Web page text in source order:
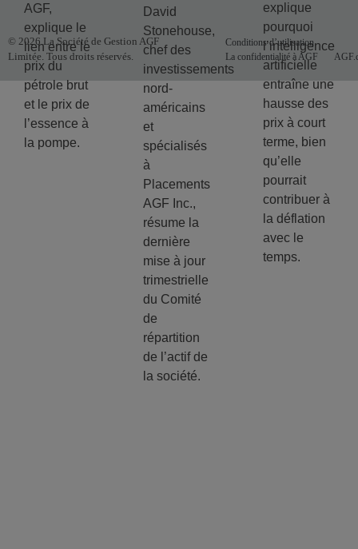
AGF,
explique le
lien entre le
prix du
pétrole brut
et le prix de
l’essence à
la pompe.
David
Stonehouse,
chef des
investissements
nord-
américains
et
spécialisés
à
Placements
AGF Inc.,
résume la
dernière
mise à jour
trimestrielle
du Comité
de
répartition
de l’actif de
la société.
explique
pourquoi
l’intelligence
artificielle
entraîne une
hausse des
prix à court
terme, bien
qu’elle
pourrait
contribuer à
la déflation
avec le
temps.
© 2026 La Société de Gestion AGF
Limitée. Tous droits réservés.
Conditions d’utilisation
La confidentialité à AGF